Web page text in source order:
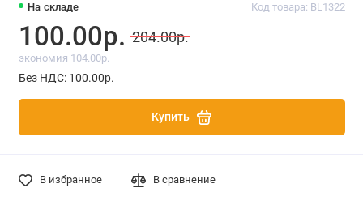
На складе Код товара: BL1322
100.00р. 204.00р.
экономия 104.00р.
Без НДС: 100.00р.
Купить
В избранное В сравнение